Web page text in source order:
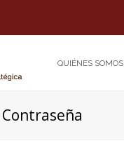
QUIÉNES SOMOS